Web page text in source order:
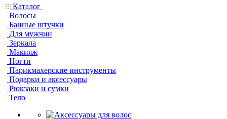
Каталог
Волосы
Банные штучки
Для мужчин
Зеркала
Макияж
Ногти
Парикмахерские инструменты
Подарки и аксессуары
Рюкзаки и сумки
Тело